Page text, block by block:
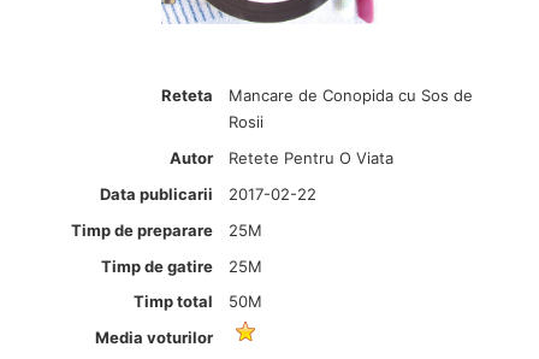
Reteta
Mancare de Conopida cu Sos de
Rosii
Autor
Retete Pentru O Viata
Data publicarii
2017-02-22
Timp de preparare
25M
Timp de gatire
25M
Timp total
50M
Media voturilor